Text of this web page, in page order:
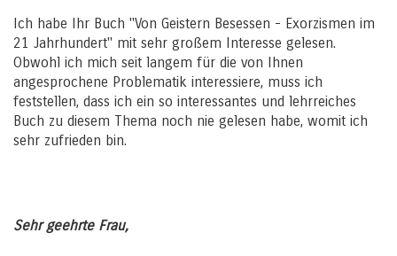
Ich habe Ihr Buch "Von Geistern Besessen - Exorzismen im
21 Jahrhundert" mit sehr großem Interesse gelesen.
Obwohl ich mich seit langem für die von Ihnen
angesprochene Problematik interessiere, muss ich
feststellen, dass ich ein so interessantes und lehrreiches
Buch zu diesem Thema noch nie gelesen habe, womit ich
sehr zufrieden bin.
Sehr geehrte Frau,